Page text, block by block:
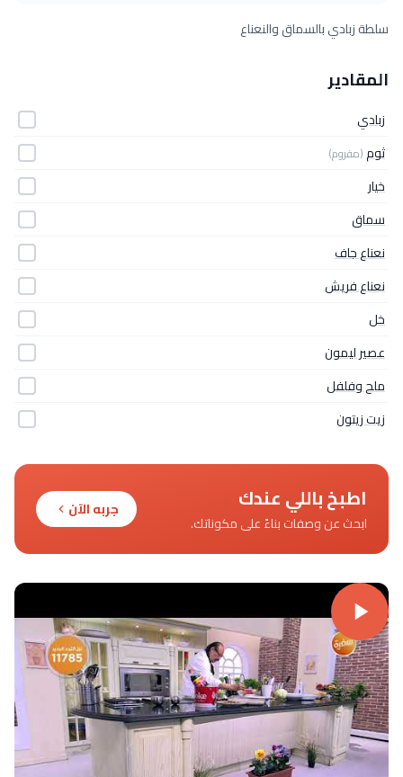
سلطة زبادي بالسماق والنعناع
المقادير
زبادي
ثوم(مفروم)
خيار
سماق
نعناع جاف
نعناع فريش
خل
عصير ليمون
ملح وفلفل
زيت زيتون
اطبخ باللي عندك
ابحث عن وصفات بناءً على مكوناتك.
جربه الآن